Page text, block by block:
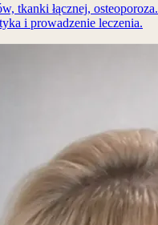
tkanki łącznej, osteoporoza.
i prowadzenie leczenia.